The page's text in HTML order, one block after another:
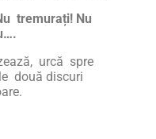
tremurați! Nu
urcă spre
două discuri